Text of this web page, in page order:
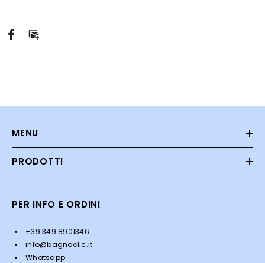
MENU
PRODOTTI
PER INFO E ORDINI
+39 349 8901346
info@bagnoclic.it
Whatsapp